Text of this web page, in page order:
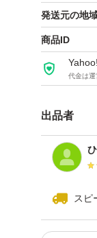
発送元の地
商品ID
代金は
出品者
スピ
いね！
いね！